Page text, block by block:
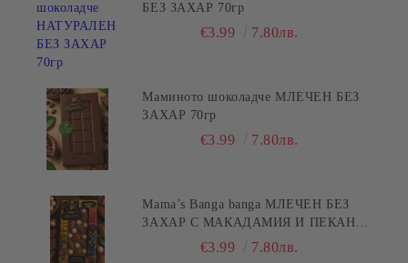
БЕЗ ЗАХАР 70гр
€3.99 7.80лв.
Маминото шоколадче МЛЕЧЕН БЕЗ
ЗАХАР 70гр
€3.99 7.80лв.
Mama’s Banga banga МЛЕЧЕН БЕЗ
ЗАХАР С МАКАДАМИЯ И ПЕКАН
€3.99 7.80лв.